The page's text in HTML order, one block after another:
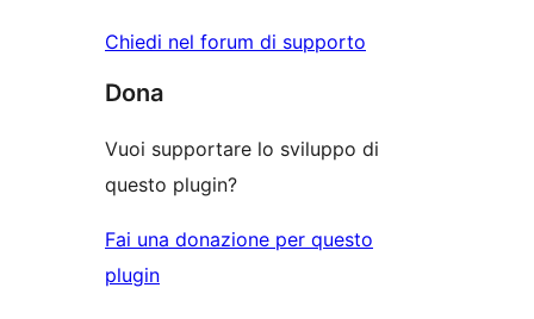
Chiedi nel forum di supporto
Dona
Vuoi supportare lo sviluppo di
questo plugin?
Fai una donazione per questo
plugin